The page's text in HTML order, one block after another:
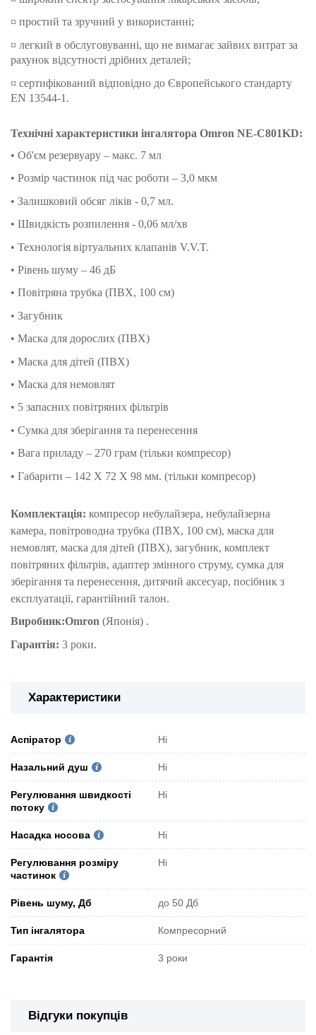
¤ простий та зручний у використанні;
¤ легкий в обслуговуванні, що не вимагає зайвих витрат за
рахунок відсутності дрібних деталей;
¤ сертифікований відповідно до Європейського стандарту
EN 13544-1.
Технічні характеристики інгалятора Omron NE-C801KD:
• Об'єм резервуару – макс. 7 мл
• Розмір частинок під час роботи – 3,0 мкм
• Залишковий обсяг ліків - 0,7 мл.
• Швидкість розпилення - 0,06 мл/хв
• Технологія віртуальних клапанів V.V.T.
• Рівень шуму – 46 дБ
• Повітряна трубка (ПВХ, 100 см)
• Загубник
• Маска для дорослих (ПВХ)
• Маска для дітей (ПВХ)
• Маска для немовлят
• 5 запасних повітряних фільтрів
• Сумка для зберігання та перенесення
• Вага приладу – 270 грам (тільки компресор)
• Габарити – 142 X 72 X 98 мм. (тільки компресор)
Комплектація: компресор небулайзера, небулайзерна
камера, повітроводна трубка (ПВХ, 100 см), маска для
немовлят, маска для дітей (ПВХ), загубник, комплект
повітряних фільтрів, адаптер змінного струму, сумка для
зберігання та перенесення, дитячий аксесуар, посібник з
експлуатації, гарантійний талон.
Виробник:Omron (Японія) .
Гарантія: 3 роки.
Характеристики
Аспіратор Ні
Назальний душ Ні
Регулювання швидкості
потоку
Ні
Насадка носова Ні
Регулювання розміру
частинок
Ні
Рівень шуму, Дб до 50 Дб
Тип інгалятора Компресорний
Гарантія 3 роки
Відгуки покупців